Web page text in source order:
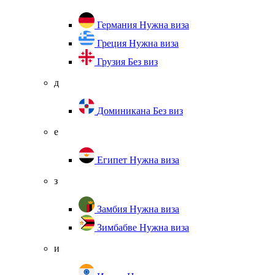
Германия Нужна виза
Греция Нужна виза
Грузия Без виз
д
Доминикана Без виз
е
Египет Нужна виза
з
Замбия Нужна виза
Зимбабве Нужна виза
и